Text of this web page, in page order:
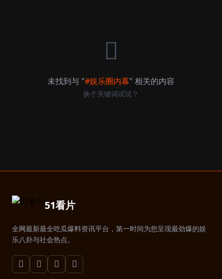
未找到与 "#娱乐圈内幕" 相关的内容
换个关键词试试？
51看片
全网最新最全吃瓜爆料资讯平台，第一时间为您呈现最劲爆的娱
乐八卦与社会热点。